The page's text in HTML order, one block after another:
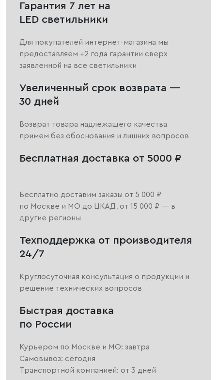
Гарантия 7 лет на
LED светильники
Для покупателей интернет-магазина мы
предоставляем +2 года гарантии сверх
заявленной на все светильники
Увеличенный срок возврата —
30 дней
Возврат товара надлежащего качества
примем без обоснования и лишних вопросов
Бесплатная доставка от 5000 ₽
Бесплатно доставим заказы от 5 000 ₽
по Москве и МО до ЦКАД, от 15 000 ₽ — в
другие регионы
Техподдержка от производителя
24/7
Круглосуточная консультация о продукции и
решение технических вопросов
Быстрая доставка
по России
Курьером по Москве и МО: завтра
Самовывоз: сегодня
Транспортной компанией: от 3 дней